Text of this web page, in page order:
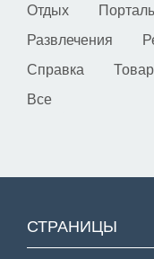
Отдых
Развлечения
Справка
Все
СТРАНИЦЫ